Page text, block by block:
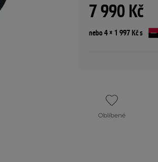
7 990 Kč
nebo 4 × 1 997 Kč s
Oblíbené